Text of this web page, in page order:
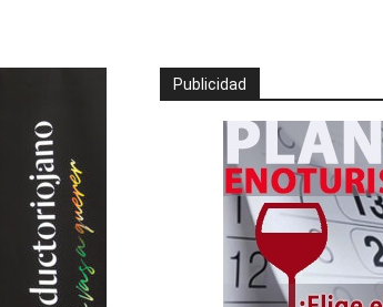
Publicidad